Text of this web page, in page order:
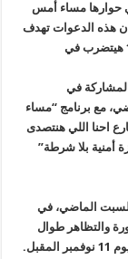
حوارها مساء أمس
إن هذه الدعوات تهدف
لإثارة الفوضى في مصر، مهددة “اللي هينزل يوم 11/11 هيتضرب في
في
مع برنامج “مساء
احنا اللي هنتصدى
أمنية بلا شرطة”
الماضي، في
والتظاهر طوال
.